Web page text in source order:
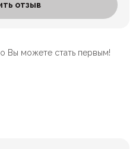
отзыв
Вы можете стать первым!